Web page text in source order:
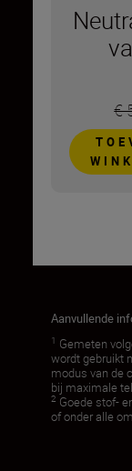
€
Aanvullende
1 Gemeten
wordt gebruikt
modus van de
bij maximale
2 Goede stof-
of onder alle